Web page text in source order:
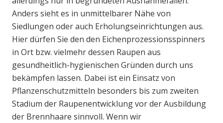
Anders sieht es in unmittelbarer Nähe von
Siedlungen oder auch Erholungseinrichtungen aus.
Hier dürfen Sie den den Eichenprozessionsspinners
in Ort bzw. vielmehr dessen Raupen aus
gesundheitlich-hygienischen Gründen durch uns
bekämpfen lassen. Dabei ist ein Einsatz von
Pflanzenschutzmitteln besonders bis zum zweiten
Stadium der Raupenentwicklung vor der Ausbildung
der Brennhaare sinnvoll. Wenn wir